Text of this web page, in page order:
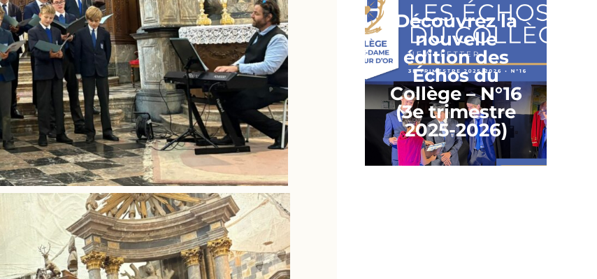
Découvrez la
nouvelle
édition des
Échos du
Collège – N°16
(3e trimestre
2025-2026)